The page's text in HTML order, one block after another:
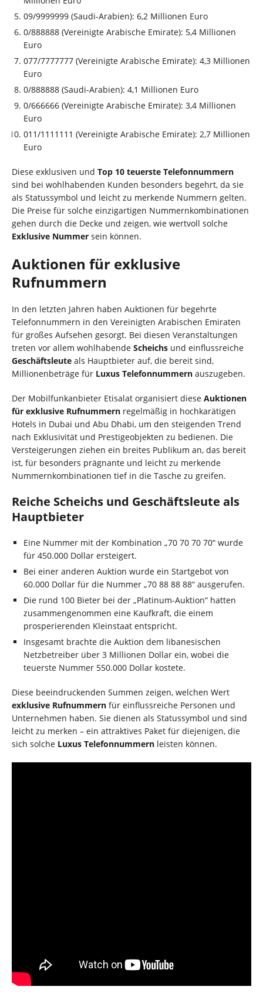
09/9999999 (Saudi-Arabien): 6,2 Millionen Euro
0/888888 (Vereinigte Arabische Emirate): 5,4 Millionen
Euro
077/7777777 (Vereinigte Arabische Emirate): 4,3 Millionen
Euro
0/888888 (Saudi-Arabien): 4,1 Millionen Euro
0/666666 (Vereinigte Arabische Emirate): 3,4 Millionen
Euro
011/1111111 (Vereinigte Arabische Emirate): 2,7 Millionen
Euro
Diese exklusiven und Top 10 teuerste Telefonnummern
sind bei wohlhabenden Kunden besonders begehrt, da sie
als Statussymbol und leicht zu merkende Nummern gelten.
Die Preise für solche einzigartigen Nummernkombinationen
gehen durch die Decke und zeigen, wie wertvoll solche
Exklusive Nummer sein können.
Auktionen für exklusive
Rufnummern
In den letzten Jahren haben Auktionen für begehrte
Telefonnummern in den Vereinigten Arabischen Emiraten
für großes Aufsehen gesorgt. Bei diesen Veranstaltungen
treten vor allem wohlhabende Scheichs und einflussreiche
Geschäftsleute als Hauptbieter auf, die bereit sind,
Millionenbeträge für Luxus Telefonnummern auszugeben.
Der Mobilfunkanbieter Etisalat organisiert diese Auktionen
für exklusive Rufnummern regelmäßig in hochkarätigen
Hotels in Dubai und Abu Dhabi, um den steigenden Trend
nach Exklusivität und Prestigeobjekten zu bedienen. Die
Versteigerungen ziehen ein breites Publikum an, das bereit
ist, für besonders prägnante und leicht zu merkende
Nummernkombinationen tief in die Tasche zu greifen.
Reiche Scheichs und Geschäftsleute als
Hauptbieter
Eine Nummer mit der Kombination „70 70 70 70“ wurde
für 450.000 Dollar ersteigert.
Bei einer anderen Auktion wurde ein Startgebot von
60.000 Dollar für die Nummer „70 88 88 88“ ausgerufen.
Die rund 100 Bieter bei der „Platinum-Auktion“ hatten
zusammengenommen eine Kaufkraft, die einem
prosperierenden Kleinstaat entspricht.
Insgesamt brachte die Auktion dem libanesischen
Netzbetreiber über 3 Millionen Dollar ein, wobei die
teuerste Nummer 550.000 Dollar kostete.
Diese beeindruckenden Summen zeigen, welchen Wert
exklusive Rufnummern für einflussreiche Personen und
Unternehmen haben. Sie dienen als Statussymbol und sind
leicht zu merken – ein attraktives Paket für diejenigen, die
sich solche Luxus Telefonnummern leisten können.